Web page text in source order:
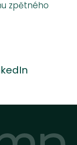
zpětného